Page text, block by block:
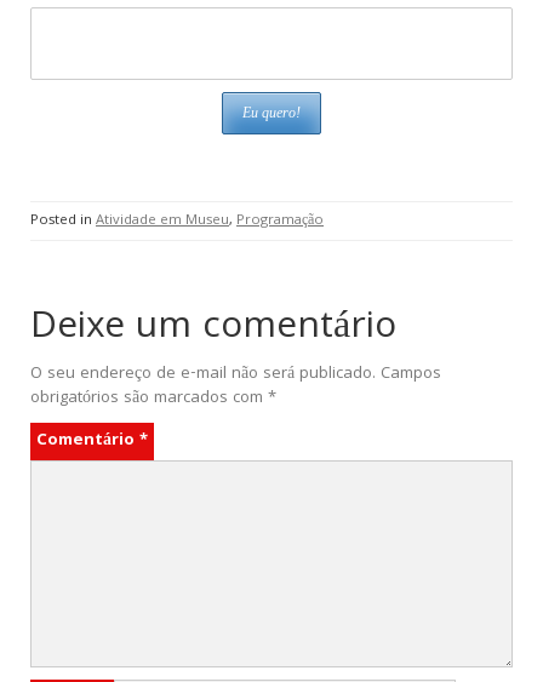
Posted in Atividade em Museu, Programação
Deixe um comentário
O seu endereço de e-mail não será publicado. Campos
obrigatórios são marcados com *
Comentário *